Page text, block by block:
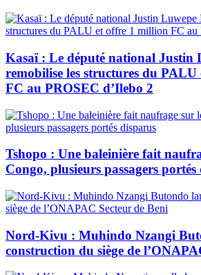
Kasaï : Le député national Justin
remobilise les structures du
FC au PROSEC d’Ilebo 2
Tshopo : Une baleinière fait
Congo, plusieurs passagers
Nord-Kivu : Muhindo Nzangi
construction du siège de